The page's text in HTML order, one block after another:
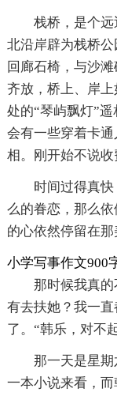
栈桥，是个
北沿岸辟为栈桥
回廊石椅，与沙
齐放，桥上、岸
处的“琴屿飘灯”
会有一些穿着卡
相。刚开始不说收
时间过得真
么的眷恋，那么
的心依然停留在那
小学写事作文900
那时候我真
有去扶她？我一
了。“韩乐，对不
那一天是星
一本小说来看，